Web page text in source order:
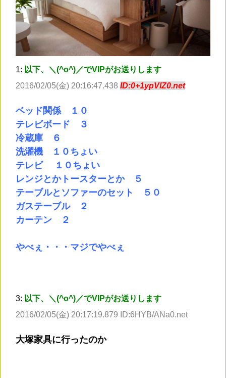
1: 以下、＼(^o^)／でVIPがお送りします
2016/02/05(金) 20:16:47.438 ID:0+1ypVlZ0.net
ベッド関係 １０
テレビボード ３
冷蔵庫 ６
洗濯機 １０ちょい
テレビ １０ちょい
レンジとかトースターとか ５
テーブルとソファーのセット ５０
ガステーブル ２
カーテン ２
やべぇ・・・マジでやべぇ
3: 以下、＼(^o^)／でVIPがお送りします
2016/02/05(金) 20:17:19.879 ID:6HYB/ANa0.net
大塚家具に行ったのか